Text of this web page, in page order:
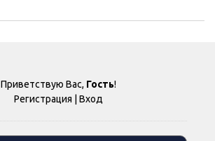
Приветствую Вас, Гость!
Регистрация
Вход